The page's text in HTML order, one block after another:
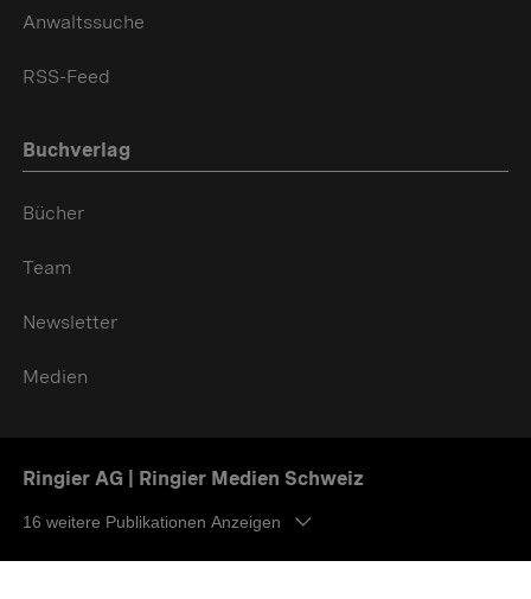
Anwaltssuche
RSS-Feed
Buchverlag
Bücher
Team
Newsletter
Medien
Ringier AG | Ringier Medien Schweiz
16 weitere Publikationen Anzeigen